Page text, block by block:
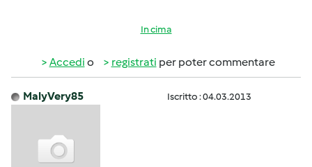
In cima
Accedi o registrati per poter commentare
MalyVery85 Iscritto : 04.03.2013